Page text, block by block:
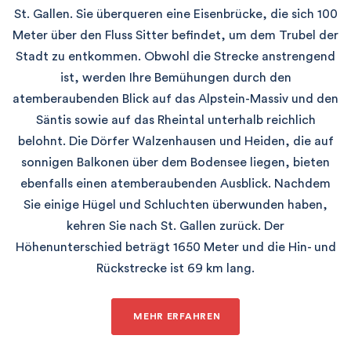
St. Gallen. Sie überqueren eine Eisenbrücke, die sich 100
Meter über den Fluss Sitter befindet, um dem Trubel der
Stadt zu entkommen. Obwohl die Strecke anstrengend
ist, werden Ihre Bemühungen durch den
atemberaubenden Blick auf das Alpstein-Massiv und den
Säntis sowie auf das Rheintal unterhalb reichlich
belohnt. Die Dörfer Walzenhausen und Heiden, die auf
sonnigen Balkonen über dem Bodensee liegen, bieten
ebenfalls einen atemberaubenden Ausblick. Nachdem
Sie einige Hügel und Schluchten überwunden haben,
kehren Sie nach St. Gallen zurück. Der
Höhenunterschied beträgt 1650 Meter und die Hin- und
Rückstrecke ist 69 km lang.
MEHR ERFAHREN